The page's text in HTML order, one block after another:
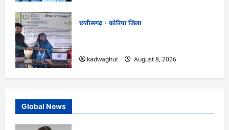
छत्तीसगढ़
कोरिया जिला
kadwaghut
August 8, 2026
Global News